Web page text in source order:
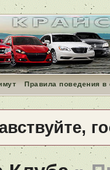
Правила поведения